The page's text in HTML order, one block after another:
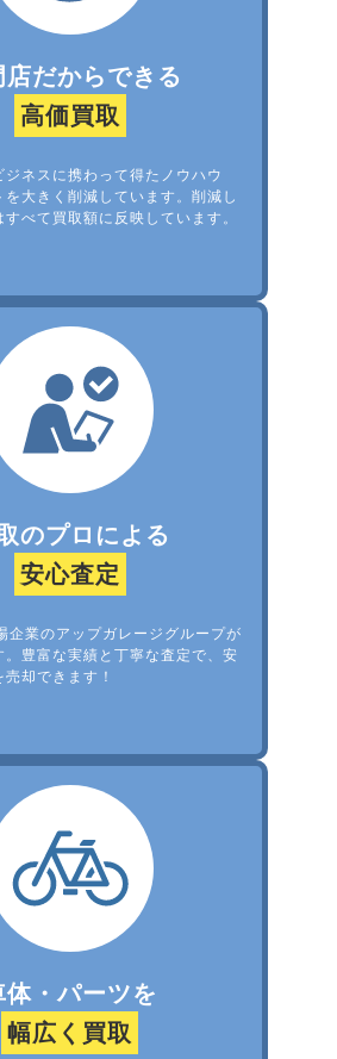
店だからできる
高価買取
ジネスに携わって得たノウハウ
を大きく削減しています。削減し
べて買取額に反映しています。
のプロによる
安心査定
企業のアップガレージグループが
。豊富な実績と丁寧な査定で、安
却できます！
体・パーツを
幅広く買取